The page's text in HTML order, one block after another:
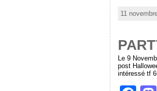
e
b
o
11
Le 9
post
intéressé tf